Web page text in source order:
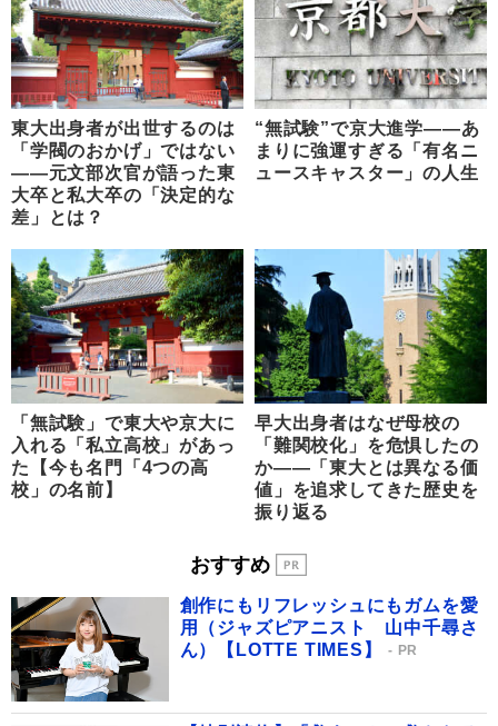
東大出身者が出世するのは
「学閥のおかげ」ではない
――元文部次官が語った東
大卒と私大卒の「決定的な
差」とは？
“無試験”で京大進学――あ
まりに強運すぎる「有名ニ
ュースキャスター」の人生
「無試験」で東大や京大に
入れる「私立高校」があっ
た【今も名門「4つの高
校」の名前】
早大出身者はなぜ母校の
「難関校化」を危惧したの
か――「東大とは異なる価
値」を追求してきた歴史を
振り返る
おすすめ
創作にもリフレッシュにもガムを愛
用（ジャズピアニスト 山中千尋さ
ん）【LOTTE TIMES】
PR